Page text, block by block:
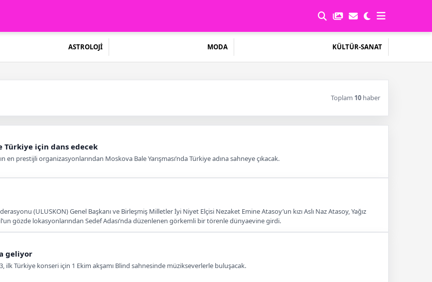
ASTROLOJİ MODA KÜLTÜR-SANAT
Toplam 10 haber
Türkiye için dans edecek
en prestijli organizasyonlarından Moskova Bale Yarışması’nda Türkiye adına sahneye çıkacak.
(ULUSKON) Genel Başkanı ve Birleşmiş Milletler İyi Niyet Elçisi Nezaket Emine Atasoy’un kızı Aslı Naz Atasoy, Yağız
gözde lokasyonlarından Sedef Adası’nda düzenlenen görkemli bir törenle dünyaevine girdi.
geliyor
ilk Türkiye konseri için 1 Ekim akşamı Blind sahnesinde müzikseverlerle buluşacak.